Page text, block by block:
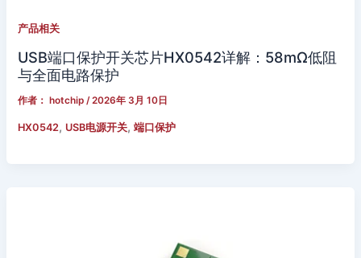
产品相关
USB端口保护开关芯片HX0542详解：58mΩ低阻
与全面电路保护
作者： hotchip /2026年 3月 10日
HX0542, USB电源开关,端口保护